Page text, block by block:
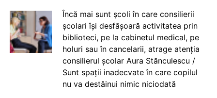
Încă mai sunt școli în care consilierii
școlari își desfășoară activitatea prin
biblioteci, pe la cabinetul medical, pe
holuri sau în cancelarii, atrage atenția
consilierul școlar Aura Stănculescu /
Sunt spații inadecvate în care copilul
nu va destăinui nimic niciodată